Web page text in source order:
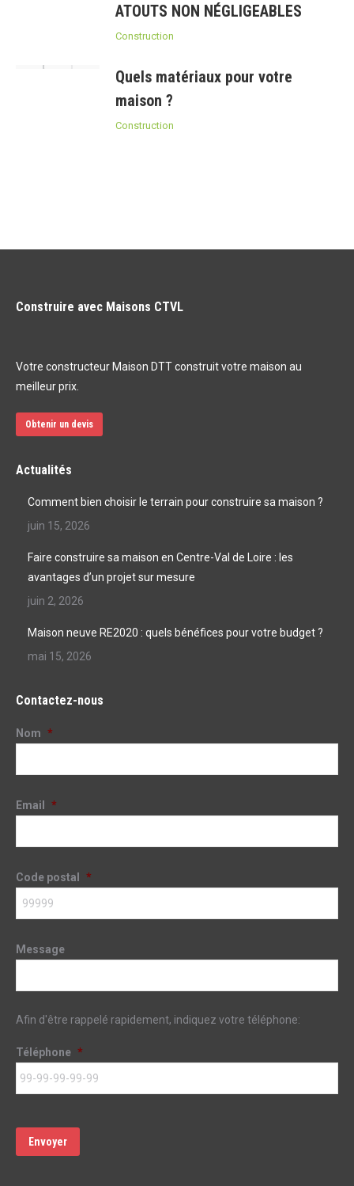
ATOUTS NON NÉGLIGEABLES
Construction
Quels matériaux pour votre
maison ?
Construction
Construire avec Maisons CTVL
Votre constructeur Maison DTT construit votre maison au
meilleur prix.
Obtenir un devis
Actualités
Comment bien choisir le terrain pour construire sa maison ?
juin 15, 2026
Faire construire sa maison en Centre-Val de Loire : les
avantages d’un projet sur mesure
juin 2, 2026
Maison neuve RE2020 : quels bénéfices pour votre budget ?
mai 15, 2026
Contactez-nous
Nom *
Email *
Code postal *
Message
Afin d'être rappelé rapidement, indiquez votre téléphone:
Téléphone *
Envoyer